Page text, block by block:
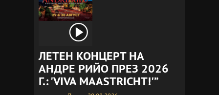
ЛЕТЕН КОНЦЕРТ НА
АНДРЕ РИЙО ПРЕЗ 2026
Г.: 'VIVA MAASTRICHT!'”